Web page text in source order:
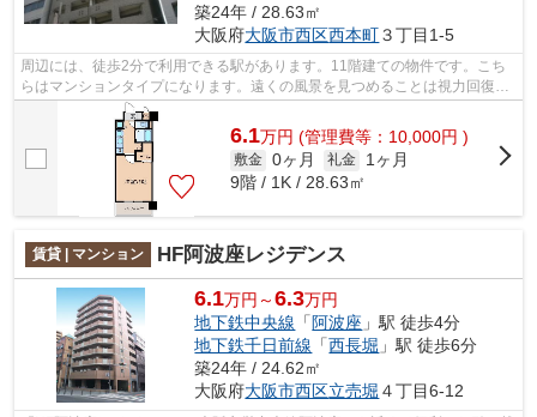
築24年 / 28.63㎡
大阪府大阪市西区西本町３丁目1-5
周辺には、徒歩2分で利用できる駅があります。11階建ての物件です。こち
らはマンションタイプになります。遠くの風景を見つめることは視力回復に
も繋がりますので健康的になれます。地...
6.1万円 (管理費等：10,000円 )
敷金 0ヶ月 礼金
1ヶ月
9階 / 1K / 28.63㎡
賃貸 | マンション HF阿波座レジデンス
6.1万円～6.3万円
地下鉄中央線 「 阿波座 」駅 徒歩4分
地下鉄千日前線 「西長堀 」駅 徒歩6分
築24年 / 24.62㎡
大阪府大阪市西区立売堀 ４丁目6-12